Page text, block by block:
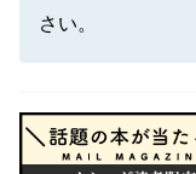
さい。